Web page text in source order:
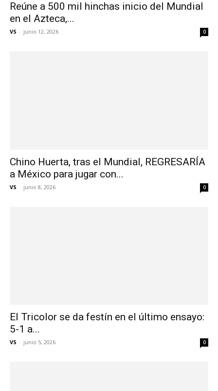
Reúne a 500 mil hinchas inicio del Mundial
en el Azteca,...
VS - junio 12, 2026 0
Chino Huerta, tras el Mundial, REGRESARÍA
a México para jugar con...
VS - junio 8, 2026 0
El Tricolor se da festín en el último ensayo:
5-1 a...
VS - junio 5, 2026 0